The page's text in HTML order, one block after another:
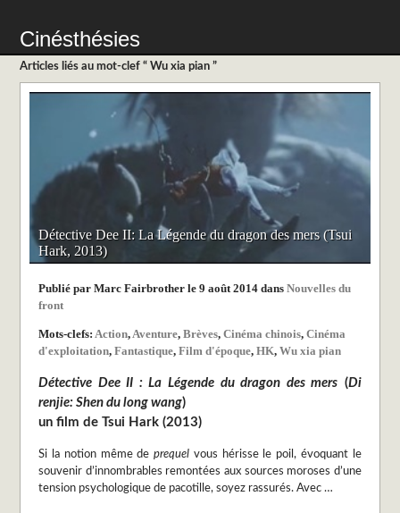
Cinésthésies
Articles liés au mot-clef “ Wu xia pian ”
Détective Dee II: La Légende du dragon des mers (Tsui
Hark, 2013)
Publié par Marc Fairbrother le 9 août 2014 dansNouvelles du
front
Mots-clefs:Action,Aventure,Brèves,Cinéma chinois,Cinéma
d'exploitation,Fantastique,Film d'époque,HK,Wu xia pian
Détective Dee II : La Légende du dragon des mers (Di
renjie: Shen du long wang)
un film de Tsui Hark (2013)
Si la notion même deprequel vous hérisse le poil, évoquant le
souvenir d’innombrables remontées aux sources moroses d’une
tension psychologique de pacotille, soyez rassurés. Avec …